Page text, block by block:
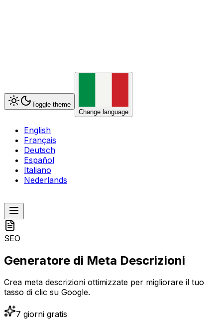
Toggle theme
Change language
English
Français
Deutsch
Español
Italiano
Nederlands
SEO
Generatore di Meta Descrizioni
Crea meta descrizioni ottimizzate per migliorare il tuo
tasso di clic su Google.
7 giorni gratis